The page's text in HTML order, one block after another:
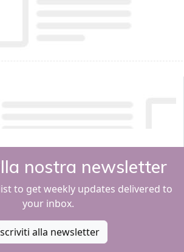
nostra newsletter
to get weekly updates delivered to
your inbox.
alla newsletter